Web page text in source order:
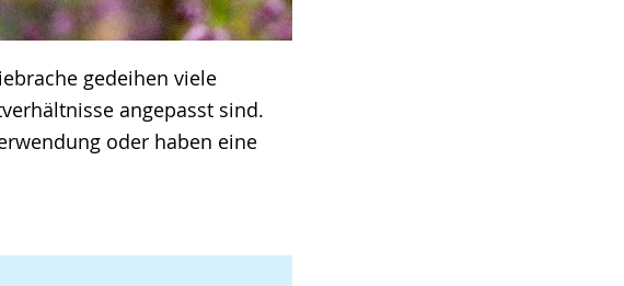
gedeihen viele
angepasst sind.
oder haben eine